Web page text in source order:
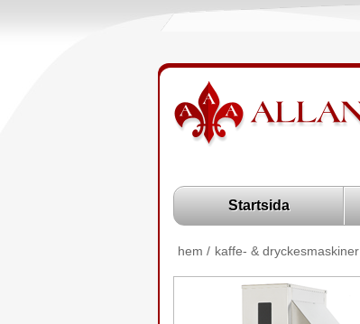
Startsida
hem / kaffe- & dryckesmaskiner